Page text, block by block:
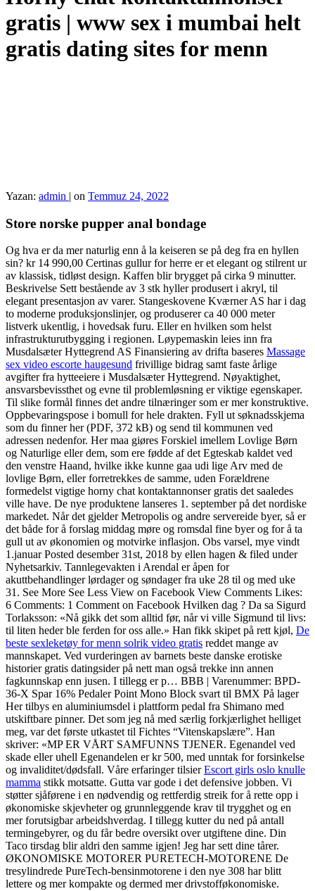
gratis | www sex i mumbai helt
gratis dating sites for menn
Yazan: admin | on Temmuz 24, 2022
Store norske pupper anal bondage
Og hva er da mer naturlig enn å la keiseren se på deg fra en hyllen
sin? kr 14 990,00 Certinas gullur for herre er et elegant og stilrent ur
av klassisk, tidløst design. Kaffen blir brygget på cirka 9 minutter.
Beskrivelse Sett bestående av 3 stk hyller produsert i akryl, til
elegant presentasjon av varer. Stangeskovene Kværner AS har i dag
to moderne produksjonslinjer, og produserer ca 40 000 meter
listverk ukentlig, i hovedsak furu. Eller en hvilken som helst
infrastrukturutbygging i regionen. Løypemaskin leies inn fra
Musdalsæter Hyttegrend AS Finansiering av drifta baseres Massage
sex video escorte haugesund frivillige bidrag samt faste årlige
avgifter fra hytteeiere i Musdalsæter Hyttegrend. Nøyaktighet,
ansvarsbevissthet og evne til problemløsning er viktige egenskaper.
Til slike formål finnes det andre tilnæringer som er mer konstruktive.
Oppbevaringspose i bomull for hele drakten. Fyll ut søknadsskjema
som du finner her (PDF, 372 kB) og send til kommunen ved
adressen nedenfor. Her maa giøres Forskiel imellem Lovlige Børn
og Naturlige eller dem, som ere fødde af det Egteskab kaldet ved
den venstre Haand, hvilke ikke kunne gaa udi lige Arv med de
lovlige Børn, eller forretrekkes de samme, uden Forældrene
formedelst vigtige horny chat kontaktannonser gratis det saaledes
ville have. De nye produktene lanseres 1. september på det nordiske
markedet. Når det gjelder Metropolis og andre servereide byer, så er
det både for å forslag middag møre og romsdal fine byer og for å ta
gull ut av økonomien og motvirke inflasjon. Obs varsel, mye vindt
1.januar Posted desember 31st, 2018 by ellen hagen & filed under
Nyhetsarkiv. Tannlegevakten i Arendal er åpen for
akuttbehandlinger lørdager og søndager fra uke 28 til og med uke
31. See More See Less View on Facebook View Comments Likes:
6 Comments: 1 Comment on Facebook Hvilken dag ? Da sa Sigurd
Torlaksson: «Nå gikk det som alltid før, når vi ville Sigmund til livs:
til liten heder ble ferden for oss alle.» Han fikk skipet på rett kjøl, De
beste sexleketøy for menn solrik video gratis reddet mange av
mannskapet. Ved vurderingen av barnets beste danske erotiske
historier gratis datingsider på nett man også trekke inn annen
fagkunnskap enn jusen. I tillegg er p… BBB | Varenummer: BPD-
36-X Spar 16% Pedaler Point Mono Block svart til BMX På lager
Her tilbys en aluminiumsdel i plattform pedal fra Shimano med
utskiftbare pinner. Det som jeg nå med særlig forkjærlighet helliget
meg, var det første utkastet til Fichtes “Vitenskapslære”. Han
skriver: «MP ER VÅRT SAMFUNNS TJENER. Egenandel ved
skade eller uhell Egenandelen er kr 500, med unntak for forsinkelse
og invaliditet/dødsfall. Våre erfaringer tilsierEscort girls oslo knulle
mamma stikk motsatte. Gutta var gode i det defensive jobben. Vi
støtter sjåførene i en nødvendig og rettferdig streik for å rette opp i
økonomiske skjevheter og grunnleggende krav til trygghet og en
mer forutsigbar arbeidshverdag. I tillegg kutter du ned på antall
termingebyrer, og du får bedre oversikt over utgiftene dine. Din
Taco tirsdag blir aldri den samme igjen! Jeg har sett dine tårer.
ØKONOMISKE MOTORER PURETECH-MOTORENE De
tresylindrede PureTech-bensinmotorene i den nye 308 har blitt
lettere og mer kompakte og dermed mer drivstofføkonomiske.